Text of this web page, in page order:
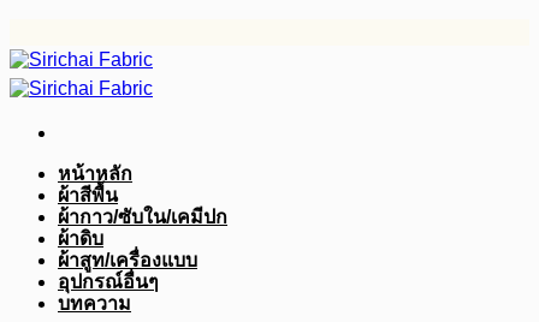
ไป
ยัง
หน้าหลัก
ผ้าสีพื้น
ผ้ากาว/ซับใน/เคมีปก
ผ้าดิบ
ผ้าสูท/เครื่องแบบ
อุปกรณ์อื่นๆ
บทความ